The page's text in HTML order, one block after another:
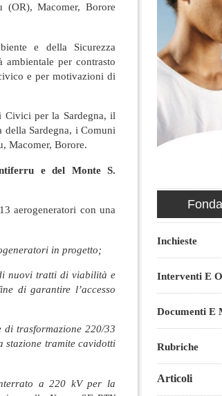
(OR), Macomer, Borore
e della Sicurezza
per contrasto
e per motivazioni di
per la Sardegna, il
Sardegna, i Comuni
Macomer, Borore.
e del Monte S.
aerogeneratori con una
in progetto;
nuovi tratti di viabilità e
di garantire l’accesso
di trasformazione 220/33
stazione tramite cavidotti
a 220 kV per la
Inchieste
Interventi E
Documenti E
Rubriche
Articoli